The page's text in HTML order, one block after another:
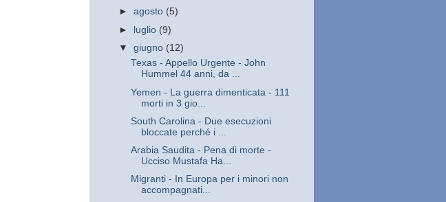
►agosto (5)
► luglio (9)
▼giugno (12)
Texas - Appello Urgente - John
Hummel 44 anni, da ...
Yemen - La guerra dimenticata - 111
morti in 3 gio...
South Carolina - Due esecuzioni
bloccate perché i ...
Arabia Saudita - Pena di morte -
Ucciso Mustafa Ha...
Migranti - In Europa per i minori non
accompagnati...